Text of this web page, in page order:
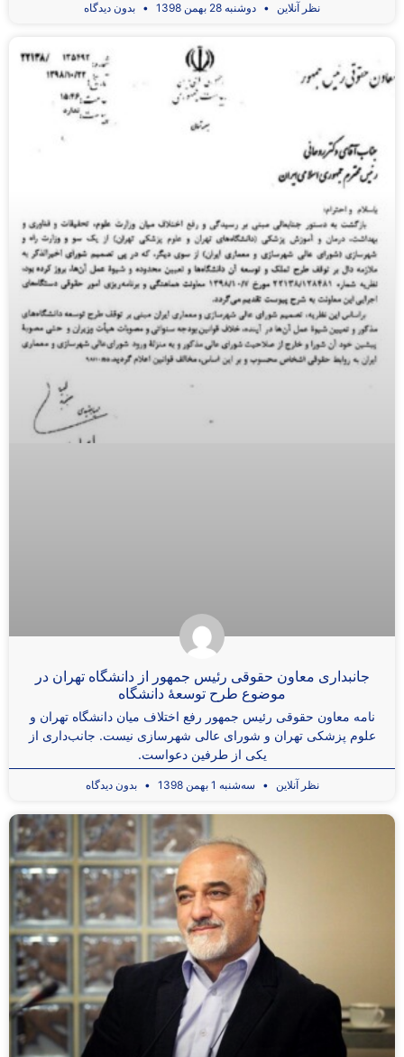
نظر آنلاین دوشنبه 28 بهمن 1398 بدون دیدگاه
جانبداری معاون حقوقی رئیس جمهور از دانشگاه تهران در
موضوع طرح توسعۀ دانشگاه
نامه معاون حقوقی رئیس جمهور رفع اختلاف میان دانشگاه تهران و
علوم پزشکی تهران و شورای عالی شهرسازی نیست. جانب‌داری از
یکی از طرفین دعواست.
نظر آنلاین سه‌شنبه 1 بهمن 1398 بدون دیدگاه